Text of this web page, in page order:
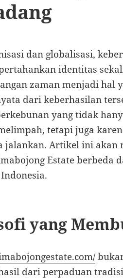
dan globalisasi,
identitas
zaman menjadi hal
dari keberhasilan
yang tidak
tetapi juga
jalankan. Artikel ini akan
Estate berbeda
yang
dari perpaduan